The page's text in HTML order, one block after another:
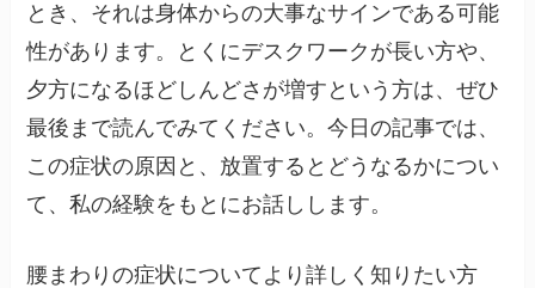
とき、それは身体からの大事なサインである可能
性があります。とくにデスクワークが長い方や、
夕方になるほどしんどさが増すという方は、ぜひ
最後まで読んでみてください。今日の記事では、
この症状の原因と、放置するとどうなるかについ
て、私の経験をもとにお話しします。
腰まわりの症状についてより詳しく知りたい方